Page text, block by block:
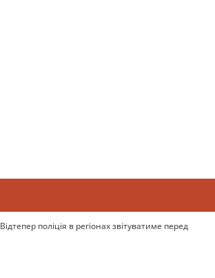
Відтепер поліція в регіонах звітуватиме перед